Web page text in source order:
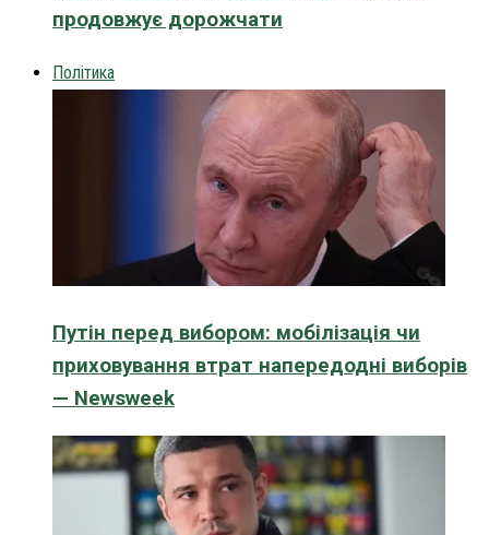
продовжує дорожчати
Політика
Путін перед вибором: мобілізація чи
приховування втрат напередодні виборів
— Newsweek